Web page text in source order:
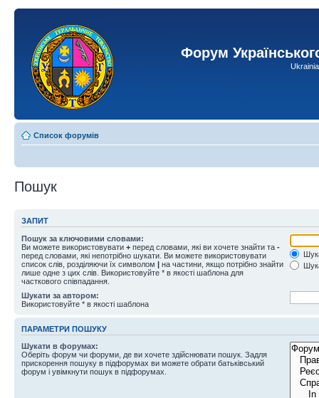
Форум
Список форумів
Пошук
ЗАПИТ
Пошук за ключовими словами:
Ви можете використовувати + перед словами, які ви хочете знайти та -
перед словами, які непотрібно шукати. Ви можете використовувати
список слів, розділяючи їх символом | на частини, якщо потрібно знайти
лише одне з цих слів. Використовуйте * в якості шаблона для
часткового співпадання.
Шукати за автором:
Використовуйте * в якості шаблона
ПАРАМЕТРИ ПОШУКУ
Шукати в форумах:
Оберіть форум чи форуми, де ви хочете здійснювати пошук. Задля
прискорення пошуку в підфорумах ви можете обрати батьківський
форум і увімкнути пошук в підфорумах.